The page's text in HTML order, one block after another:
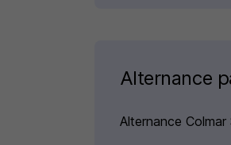
Alternance
Alternance Colmar